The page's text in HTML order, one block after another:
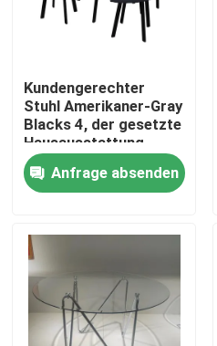
Hauptraum-Möbel
Wohnzimmer-Möbel
Esszimmer-Möbel
Barhocker-Stuhl
Kundenspezifische
Kundengerechter
Stuhl Amerikaner-Gray
Blacks 4, der gesetzte
Hausausstattung
speist
Anfrage absenden